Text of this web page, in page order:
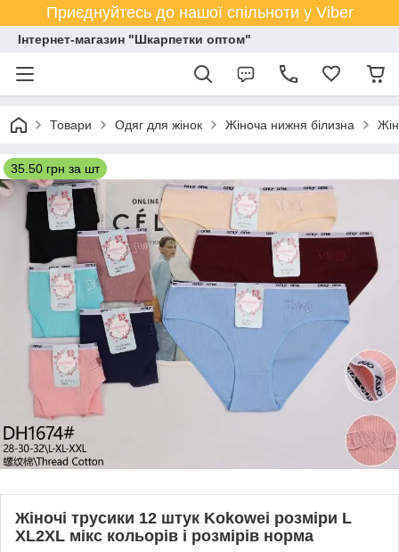
Приєднуйтесь до нашої спільноти у Viber
Інтернет-магазин "Шкарпетки оптом"
Товари Одяг для жінок Жіноча нижня білизна
35.50 грн за шт
Жіночі трусики 12 штук Kokowei розміри L
XL2XL мікс кольорів і розмірів норма